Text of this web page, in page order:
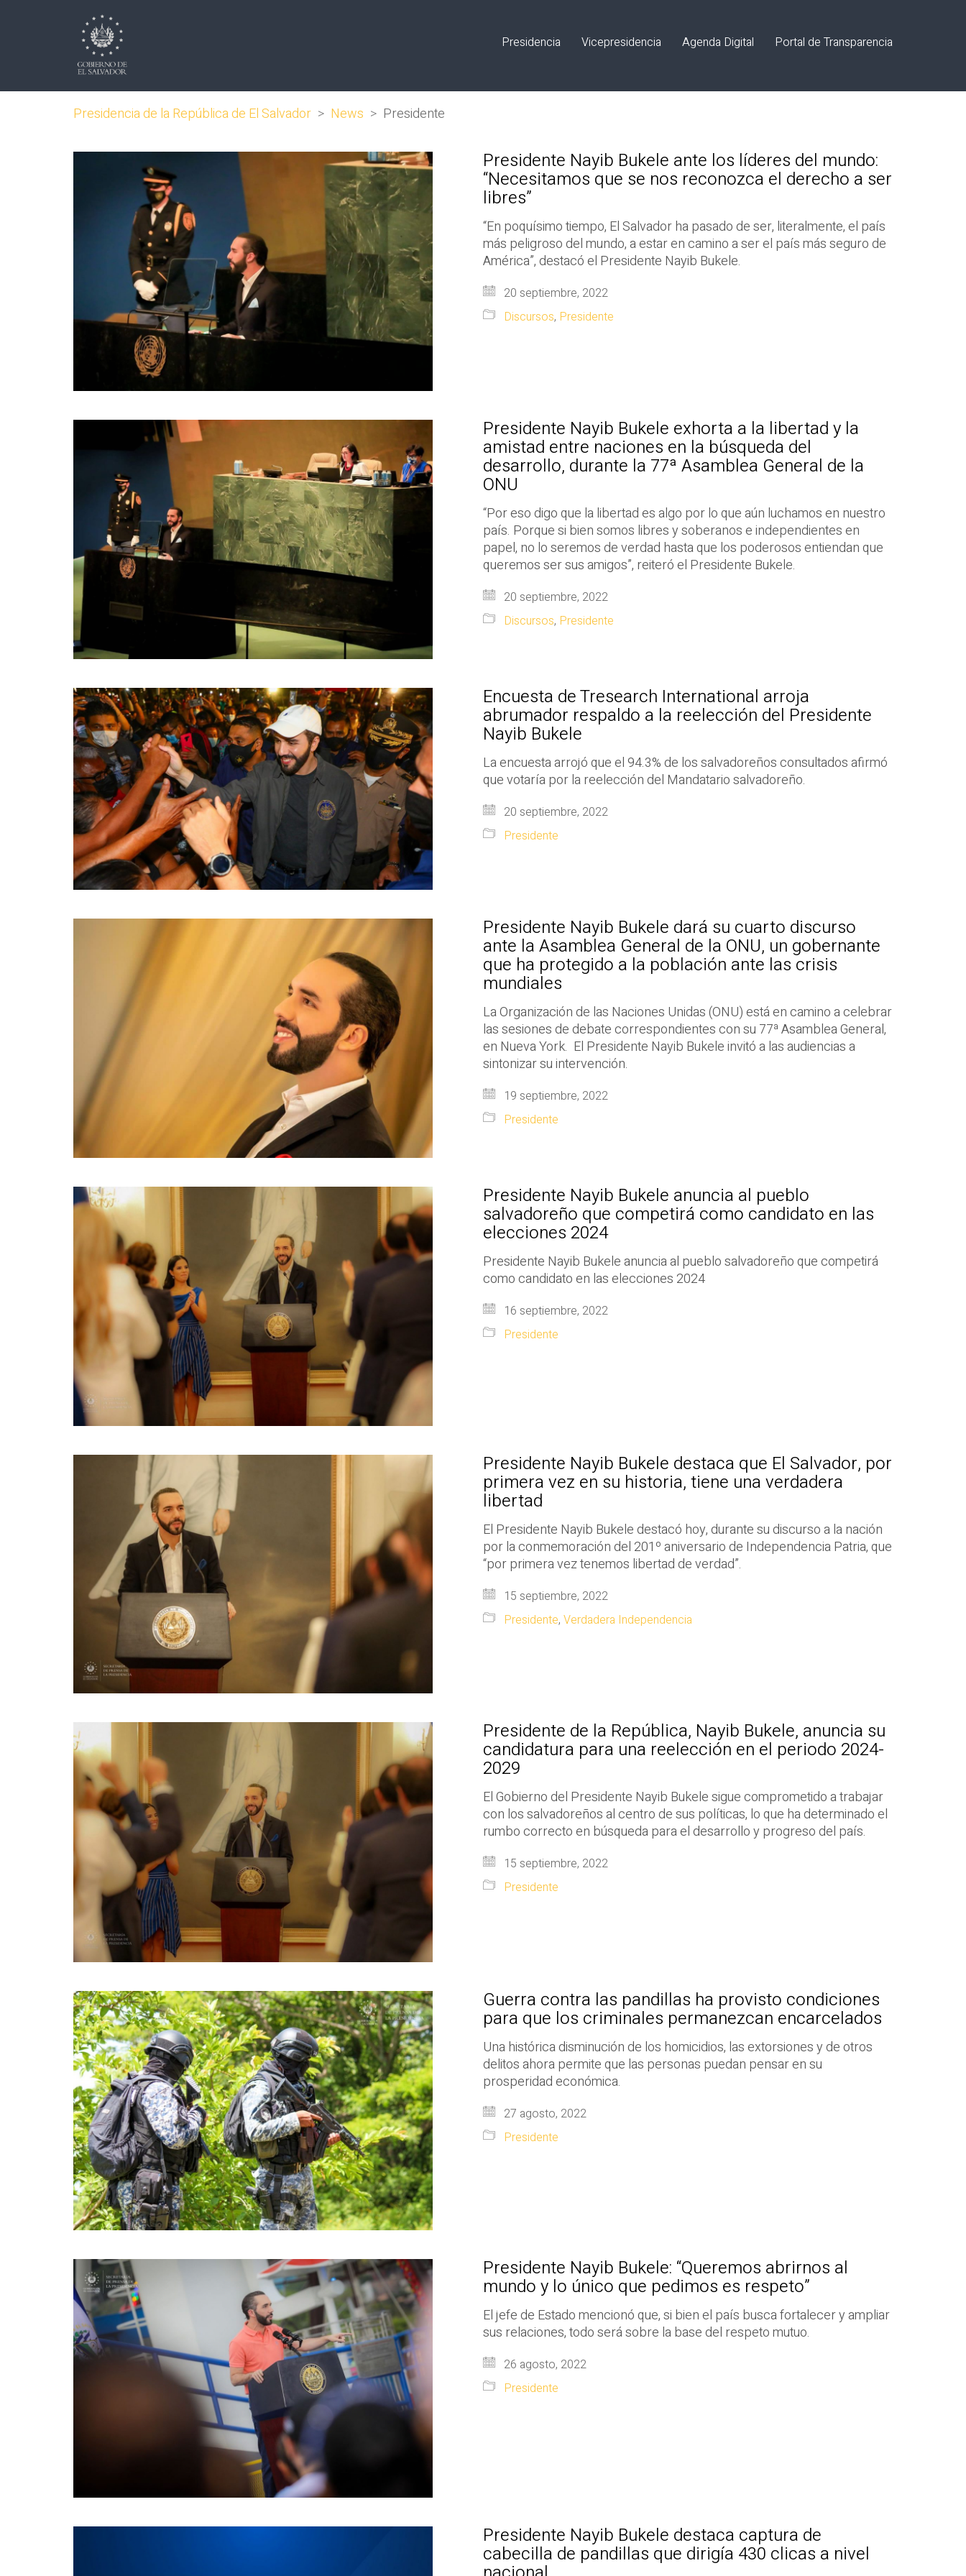
Presidencia Vicepresidencia Agenda Digital Portal de Transparencia
Presidencia de la República de El Salvador > News > Presidente
Presidente Nayib Bukele ante los líderes del mundo:
“Necesitamos que se nos reconozca el derecho a ser
libres”
“En poquísimo tiempo, El Salvador ha pasado de ser, literalmente, el país
más peligroso del mundo, a estar en camino a ser el país más seguro de
América”, destacó el Presidente Nayib Bukele.
20 septiembre, 2022
Discursos, Presidente
Presidente Nayib Bukele exhorta a la libertad y la
amistad entre naciones en la búsqueda del
desarrollo, durante la 77ª Asamblea General de la
ONU
“Por eso digo que la libertad es algo por lo que aún luchamos en nuestro
país. Porque si bien somos libres y soberanos e independientes en
papel, no lo seremos de verdad hasta que los poderosos entiendan que
queremos ser sus amigos”, reiteró el Presidente Bukele.
20 septiembre, 2022
Discursos, Presidente
Encuesta de Tresearch International arroja
abrumador respaldo a la reelección del Presidente
Nayib Bukele
La encuesta arrojó que el 94.3% de los salvadoreños consultados afirmó
que votaría por la reelección del Mandatario salvadoreño.
20 septiembre, 2022
Presidente
Presidente Nayib Bukele dará su cuarto discurso
ante la Asamblea General de la ONU, un gobernante
que ha protegido a la población ante las crisis
mundiales
La Organización de las Naciones Unidas (ONU) está en camino a celebrar
las sesiones de debate correspondientes con su 77ª Asamblea General,
en Nueva York. El Presidente Nayib Bukele invitó a las audiencias a
sintonizar su intervención.
19 septiembre, 2022
Presidente
Presidente Nayib Bukele anuncia al pueblo
salvadoreño que competirá como candidato en las
elecciones 2024
Presidente Nayib Bukele anuncia al pueblo salvadoreño que competirá
como candidato en las elecciones 2024
16 septiembre, 2022
Presidente
Presidente Nayib Bukele destaca que El Salvador, por
primera vez en su historia, tiene una verdadera
libertad
El Presidente Nayib Bukele destacó hoy, durante su discurso a la nación
por la conmemoración del 201º aniversario de Independencia Patria, que
“por primera vez tenemos libertad de verdad”.
15 septiembre, 2022
Presidente, Verdadera Independencia
Presidente de la República, Nayib Bukele, anuncia su
candidatura para una reelección en el periodo 2024-
2029
El Gobierno del Presidente Nayib Bukele sigue comprometido a trabajar
con los salvadoreños al centro de sus políticas, lo que ha determinado el
rumbo correcto en búsqueda para el desarrollo y progreso del país.
15 septiembre, 2022
Presidente
Guerra contra las pandillas ha provisto condiciones
para que los criminales permanezcan encarcelados
Una histórica disminución de los homicidios, las extorsiones y de otros
delitos ahora permite que las personas puedan pensar en su
prosperidad económica.
27 agosto, 2022
Presidente
Presidente Nayib Bukele: “Queremos abrirnos al
mundo y lo único que pedimos es respeto”
El jefe de Estado mencionó que, si bien el país busca fortalecer y ampliar
sus relaciones, todo será sobre la base del respeto mutuo.
26 agosto, 2022
Presidente
Presidente Nayib Bukele destaca captura de
cabecilla de pandillas que dirigía 430 clicas a nivel